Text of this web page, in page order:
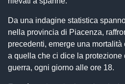
Da una indagine statistica
nella provincia di Piacenza,
precedenti, emerge una
a quella che ci dice la
guerra, ogni giorno alle ore 18.